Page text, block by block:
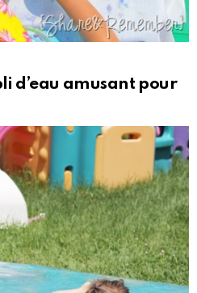
d’eau amusant pour